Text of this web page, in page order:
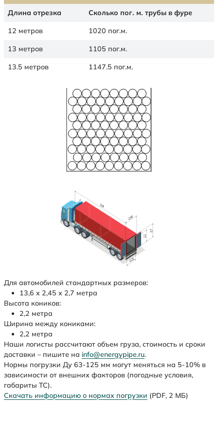
Длина отрезка Сколько пог. м. трубы в фуре
12 метров 1020 пог.м.
13 метров 1105 пог.м.
13.5 метров 1147.5 пог.м.
Для автомобилей стандартных размеров:
13,6 х 2,45 х 2,7 метра
Высота коников:
2,2 метра
Ширина между кониками:
2,2 метра
Наши логисты рассчитают объем груза, стоимость и сроки
доставки – пишите на info@energypipe.ru.
Нормы погрузки Ду 63-125 мм могут меняться на 5-10% в
зависимости от внешних факторов (погодные условия,
габариты ТС).
Скачать информацию о нормах погрузки (PDF, 2 МБ)